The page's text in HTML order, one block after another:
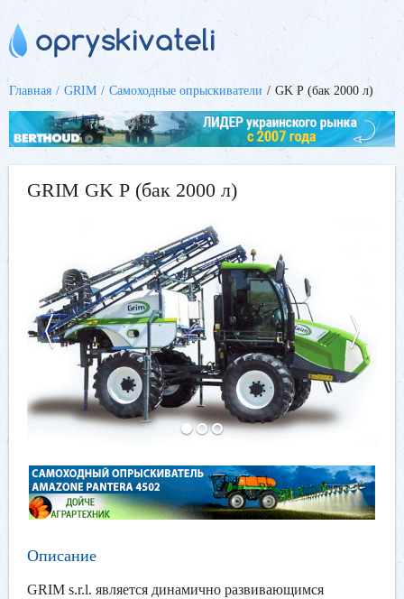
Главная GRIM Самоходные опрыскиватели GK Р (бак 2000 л)
GRIM GK Р (бак 2000 л)
Описание
GRIM s.r.l. является динамично развивающимся